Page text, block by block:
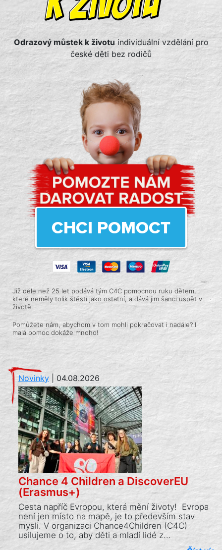
Odrazový můstek k životu individuální vzdělání pro
české děti bez rodičů
CHCI POMOCT
Již déle než 25 let podává tým C4C pomocnou ruku dětem,
které neměly tolik štěstí jako ostatní, a dává jim šanci uspět v
životě.
Pomůžete nám, abychom v tom mohli pokračovat i nadále? I
malá pomoc dokáže mnoho!
Novinky 04.08.2026
Chance 4 Children a DiscoverEU
(Erasmus+)
Cesta napříč Evropou, která mění životy! Evropa
není jen místo na mapě, je to především stav
mysli. V organizaci Chance4Children (C4C)
usilujeme o to, aby děti a mladí lidé z...